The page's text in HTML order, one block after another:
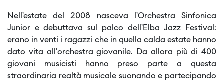
Nell’estate del 2008 nasceva l’Orchestra Sinfonica
Junior e debuttava sul palco dell’Elba Jazz Festival:
erano in venti i ragazzi che in quella calda estate hanno
dato vita all’orchestra giovanile. Da allora più di 400
giovani musicisti hanno preso parte a questa
straordinaria realtà musicale suonando e partecipando